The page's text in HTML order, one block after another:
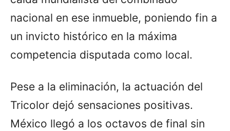
nacional en ese inmueble, poniendo fin a
un invicto histórico en la máxima
competencia disputada como local.
Pese a la eliminación, la actuación del
Tricolor dejó sensaciones positivas.
México llegó a los octavos de final sin